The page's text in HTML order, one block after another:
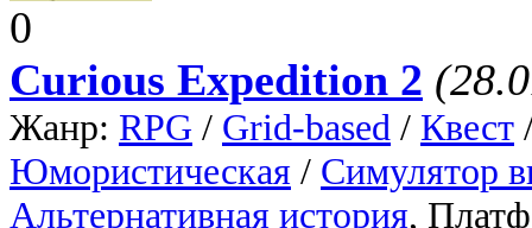
0
Curious Expedition 2
Жанр: RPG / Grid-based / Квест
Юмористическая / Симулятор
Альтернативная история,